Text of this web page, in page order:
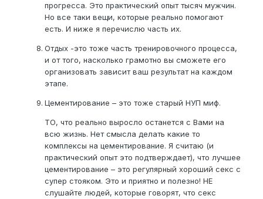
прогресса. Это практический опыт тысяч мужчин.
Но все таки вещи, которые реально помогают
есть. И ниже я перечислю часть их.
Отдых -это тоже часть тренировочного процесса,
и от того, насколько грамотно вы сможете его
организовать зависит ваш результат на каждом
этапе.
Цементирование – это тоже старый НУП миф.
ТО, что реально выросло останется с Вами на
всю жизнь. Нет смысла делать какие то
комплексы на цементирование. Я считаю (и
практический опыт это подтверждает), что лучшее
цементирование – это регулярный хороший секс с
супер стояком. Это и приятно и полезно! НЕ
слушайте людей, которые говорят, что секс